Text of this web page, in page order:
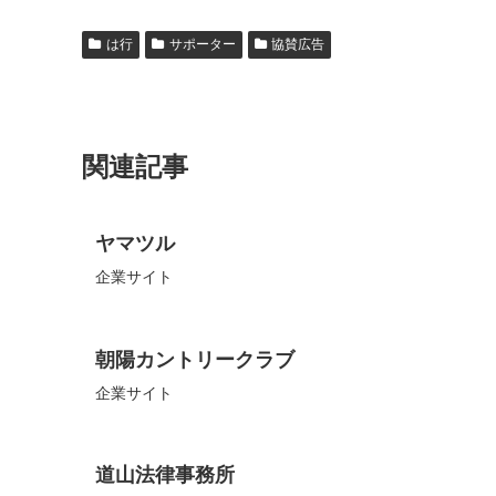
は行 サポーター 協賛広告
関連記事
ヤマツル
企業サイト
朝陽カントリークラブ
企業サイト
道山法律事務所